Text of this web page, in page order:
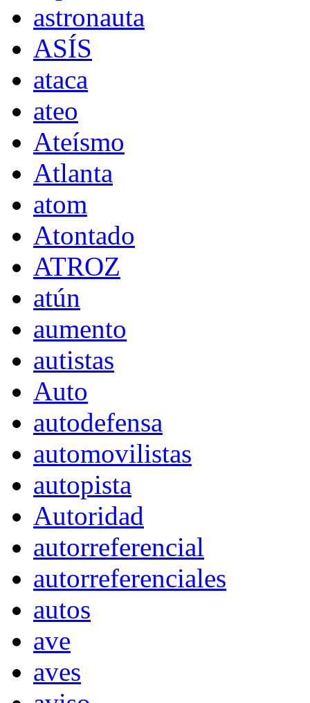
astronauta
ASÍS
ataca
ateo
Ateísmo
Atlanta
atom
Atontado
ATROZ
atún
aumento
autistas
Auto
autodefensa
automovilistas
autopista
Autoridad
autorreferencial
autorreferenciales
autos
ave
aves